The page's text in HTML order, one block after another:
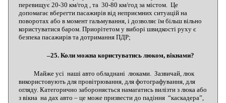
перевищує 20-30 км/год , та 30-80 км/год за містом. Це
допомагає вберегти пасажирів від неприємних ситуацій на
поворотах або в момент гальмування, і дозволяє їм більш вільно
користуватися баром. Приорітетом у виборі швидкості руху є
безпека пасажирів та дотримання ПДР;
–25. Коли можна користуватись люком, вікнами?
Майже усі наші авто обладнані люками. Зазвичай, люк
використовують для провітрювання, для фотографування, для
огляду. Категорично забороняється намагатись вилізти з люка або
з вікна на дах авто – це може призвести до падіння “каскадера”,